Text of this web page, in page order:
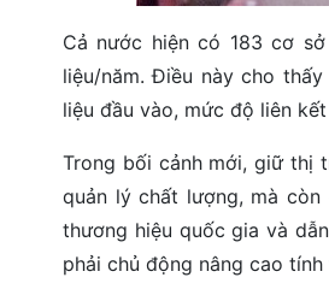
Cả nước hiện có 183 cơ
liệu/năm. Điều này cho
liệu đầu vào, mức độ liên
Trong bối cảnh mới, giữ thị
quản lý chất lượng, mà
thương hiệu quốc gia và
phải chủ động nâng cao